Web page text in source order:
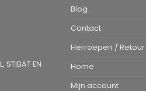
STIBAT EN
Blog
Contact
Herroepen /
Home
Mijn account